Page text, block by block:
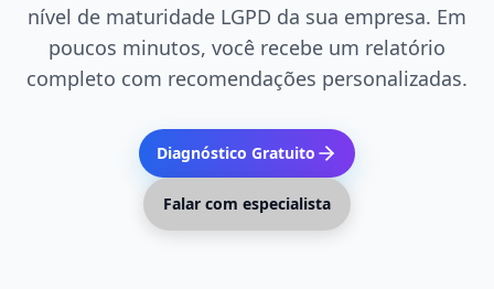
nível de maturidade LGPD da sua empresa. Em
poucos minutos, você recebe um relatório
completo com recomendações personalizadas.
Diagnóstico Gratuito
Falar com especialista